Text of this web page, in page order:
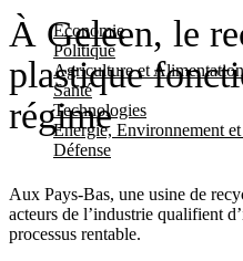
Economie
Politique
Agriculture et Alimentation
Santé
Technologies
Energie, Environnement
Défense
À Geleen, le
plastique
régime
Aux Pays-Bas, une usine de
acteurs de l’industrie qualifient
processus rentable.